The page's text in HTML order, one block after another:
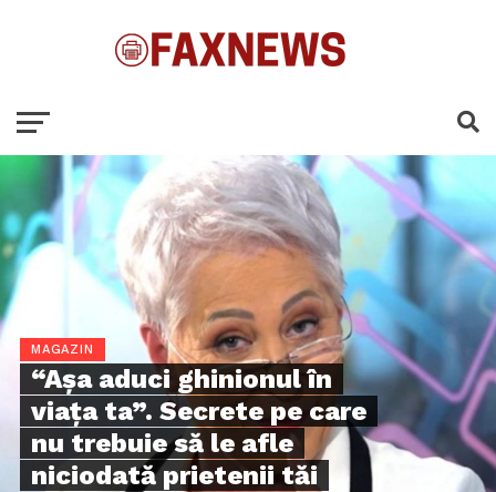
MAGAZIN
“Aşa aduci ghinionul în
viaţa ta”. Secrete pe care
nu trebuie să le afle
niciodată prietenii tăi